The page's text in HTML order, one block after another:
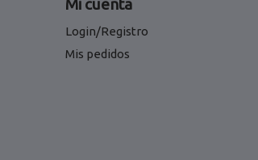
Mi cuenta
Login/Registro
Mis pedidos